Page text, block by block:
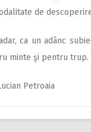
de
ca un adânc
minte şi pentru trup.
Petroaia